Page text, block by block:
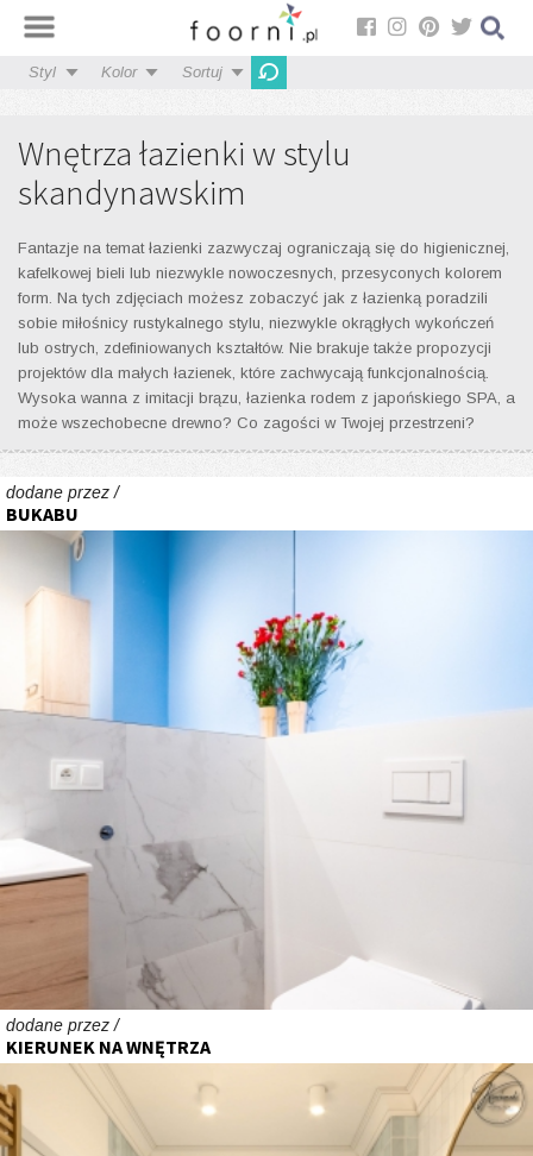
Styl Kolor Sortuj
Wnętrza łazienki w stylu
skandynawskim
Fantazje na temat łazienki zazwyczaj ograniczają się do higienicznej,
kafelkowej bieli lub niezwykle nowoczesnych, przesyconych kolorem
form. Na tych zdjęciach możesz zobaczyć jak z łazienką poradzili
sobie miłośnicy rustykalnego stylu, niezwykle okrągłych wykończeń
lub ostrych, zdefiniowanych kształtów. Nie brakuje także propozycji
projektów dla małych łazienek, które zachwycają funkcjonalnością.
Wysoka wanna z imitacji brązu, łazienka rodem z japońskiego SPA, a
może wszechobecne drewno? Co zagości w Twojej przestrzeni?
dodane przez /
BUKABU
dodane przez /
KIERUNEK NA WNĘTRZA